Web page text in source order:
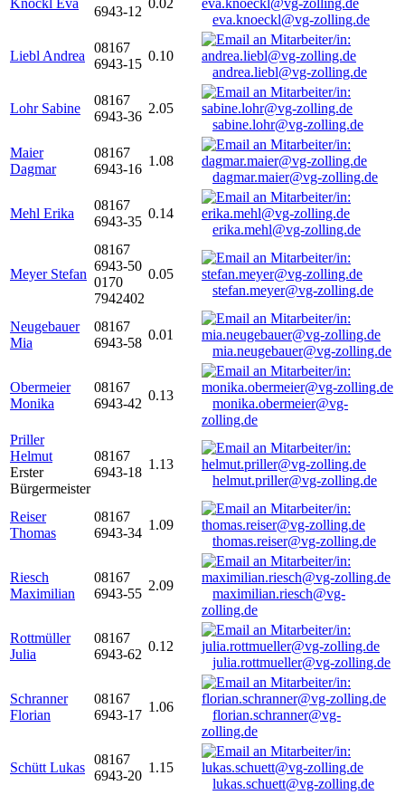
Knöckl Eva
6943-12
0.02
eva.knoeckl@vg-zolling.de
Liebl Andrea
08167
6943-15
0.10
andrea.liebl@vg-zolling.de
Lohr Sabine
08167
6943-36
2.05
sabine.lohr@vg-zolling.de
Maier
Dagmar
08167
6943-16
1.08
dagmar.maier@vg-zolling.de
Mehl Erika
08167
6943-35
0.14
erika.mehl@vg-zolling.de
Meyer Stefan
08167
6943-50
0170
7942402
0.05
stefan.meyer@vg-zolling.de
Neugebauer
Mia
08167
6943-58
0.01
mia.neugebauer@vg-zolling.de
Obermeier
Monika
08167
6943-42
0.13
monika.obermeier@vg-
zolling.de
Priller
Helmut
Erster
Bürgermeister
08167
6943-18
1.13
helmut.priller@vg-zolling.de
Reiser
Thomas
08167
6943-34
1.09
thomas.reiser@vg-zolling.de
Riesch
Maximilian
08167
6943-55
2.09
maximilian.riesch@vg-
zolling.de
Rottmüller
Julia
08167
6943-62
0.12
julia.rottmueller@vg-zolling.de
Schranner
Florian
08167
6943-17
1.06
florian.schranner@vg-
zolling.de
Schütt Lukas
08167
6943-20
1.15
lukas.schuett@vg-zolling.de